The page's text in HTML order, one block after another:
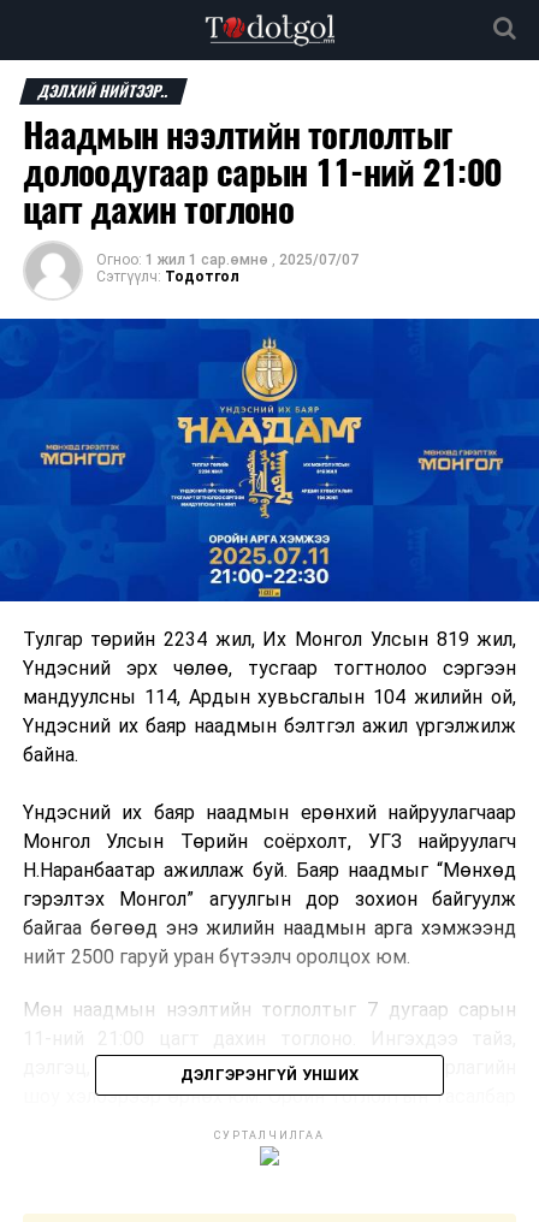
ДЭЛХИЙ НИЙТЭЭР..
Наадмын нээлтийн тоглолтыг
долоодугаар сарын 11-ний 21:00
цагт дахин тоглоно
Огноо: 1 жил 1 сар.өмнө , 2025/07/07
Сэтгүүлч: Тодотгол
Тулгар төрийн 2234 жил, Их Монгол Улсын 819 жил,
Үндэсний эрх чөлөө, тусгаар тогтнолоо сэргээн
мандуулсны 114, Ардын хувьсгалын 104 жилийн ой,
Үндэсний их баяр наадмын бэлтгэл ажил үргэлжилж
байна.
Үндэсний их баяр наадмын ерөнхий найруулагчаар
Монгол Улсын Төрийн соёрхолт, УГЗ найруулагч
Н.Наранбаатар ажиллаж буй. Баяр наадмыг “Мөнхөд
гэрэлтэх Монгол” агуулгын дор зохион байгуулж
байгаа бөгөөд энэ жилийн наадмын арга хэмжээнд
нийт 2500 гаруй уран бүтээлч оролцох юм.
Мөн наадмын нээлтийн тоглолтыг 7 дугаар сарын
дэлгэц, гэрэл, дүрслэлийн цогц шийдэлтэй урлагийн
шоу хэлбэрээр өрнөх юм. Оройн тоглолтын тасалбар
80.000 төгрөгийн үнэтэй бөгөөд
сайтаар худалдаалж байна.
ДЭЛГЭРЭНГҮЙ УНШИХ
СУРТАЛЧИЛГАА